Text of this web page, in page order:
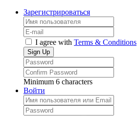
Зарегистрироваться
I agree with Terms & Conditions
Minimum 6 characters
Войти